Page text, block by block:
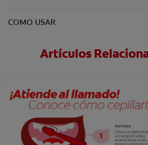
COMO USAR
Artículos